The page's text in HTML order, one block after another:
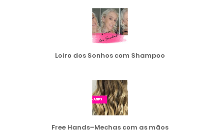
Loiro dos Sonhos com Shampoo
Free Hands–Mechas com as mãos